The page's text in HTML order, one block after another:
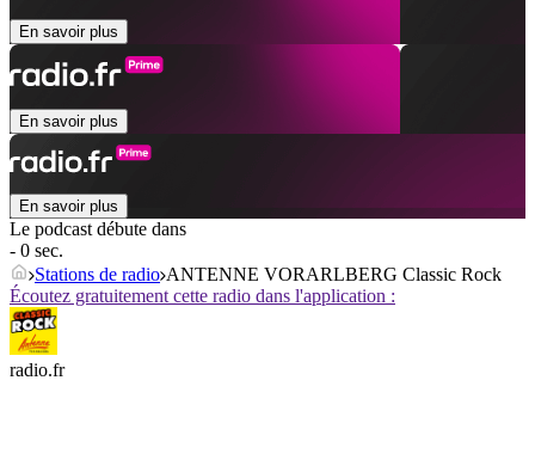
En savoir plus
En savoir plus
En savoir plus
Le podcast débute dans
- 0 sec.
Stations de radio ANTENNE VORARLBERG Classic Rock
Écoutez gratuitement cette radio dans l'application :
radio.fr